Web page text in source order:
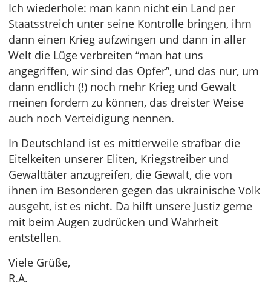
Ich wiederhole: man kann nicht ein Land per
Staatsstreich unter seine Kontrolle bringen, ihm
dann einen Krieg aufzwingen und dann in aller
Welt die Lüge verbreiten “man hat uns
angegriffen, wir sind das Opfer”, und das nur, um
dann endlich (!) noch mehr Krieg und Gewalt
meinen fordern zu können, das dreister Weise
auch noch Verteidigung nennen.
In Deutschland ist es mittlerweile strafbar die
Eitelkeiten unserer Eliten, Kriegstreiber und
Gewalttäter anzugreifen, die Gewalt, die von
ihnen im Besonderen gegen das ukrainische Volk
ausgeht, ist es nicht. Da hilft unsere Justiz gerne
mit beim Augen zudrücken und Wahrheit
entstellen.
Viele Grüße,
R.A.